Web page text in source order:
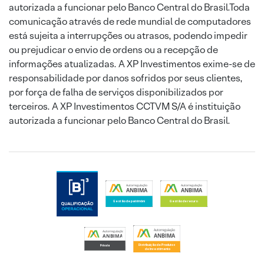
autorizada a funcionar pelo Banco Central do Brasil.Toda
comunicação através de rede mundial de computadores
está sujeita a interrupções ou atrasos, podendo impedir
ou prejudicar o envio de ordens ou a recepção de
informações atualizadas. A XP Investimentos exime-se de
responsabilidade por danos sofridos por seus clientes,
por força de falha de serviços disponibilizados por
terceiros. A XP Investimentos CCTVM S/A é instituição
autorizada a funcionar pelo Banco Central do Brasil.